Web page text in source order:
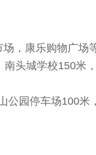
，康乐购物广场
头城学校150米
公园停车场100